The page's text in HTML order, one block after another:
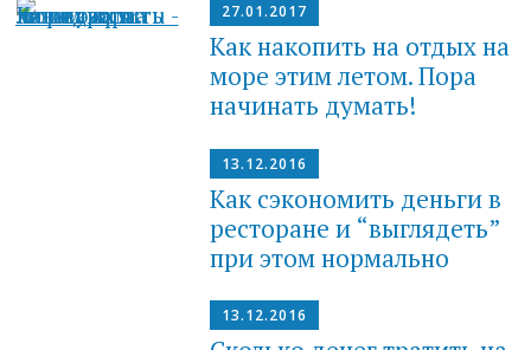
27.01.2017
Как накопить на отдых на
море этим летом. Пора
начинать думать!
13.12.2016
Как сэкономить деньги в
ресторане и “выглядеть”
при этом нормально
13.12.2016